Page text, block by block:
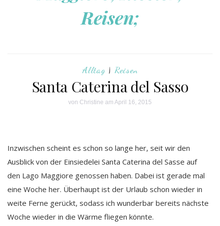
Reisen;
Alltag| Reisen
Santa Caterina del Sasso
von Christine am April 16, 2015
Inzwischen scheint es schon so lange her, seit wir den
Ausblick von der Einsiedelei Santa Caterina del Sasse auf
den Lago Maggiore genossen haben. Dabei ist gerade mal
eine Woche her. Überhaupt ist der Urlaub schon wieder in
weite Ferne gerückt, sodass ich wunderbar bereits nächste
Woche wieder in die Wärme fliegen könnte.